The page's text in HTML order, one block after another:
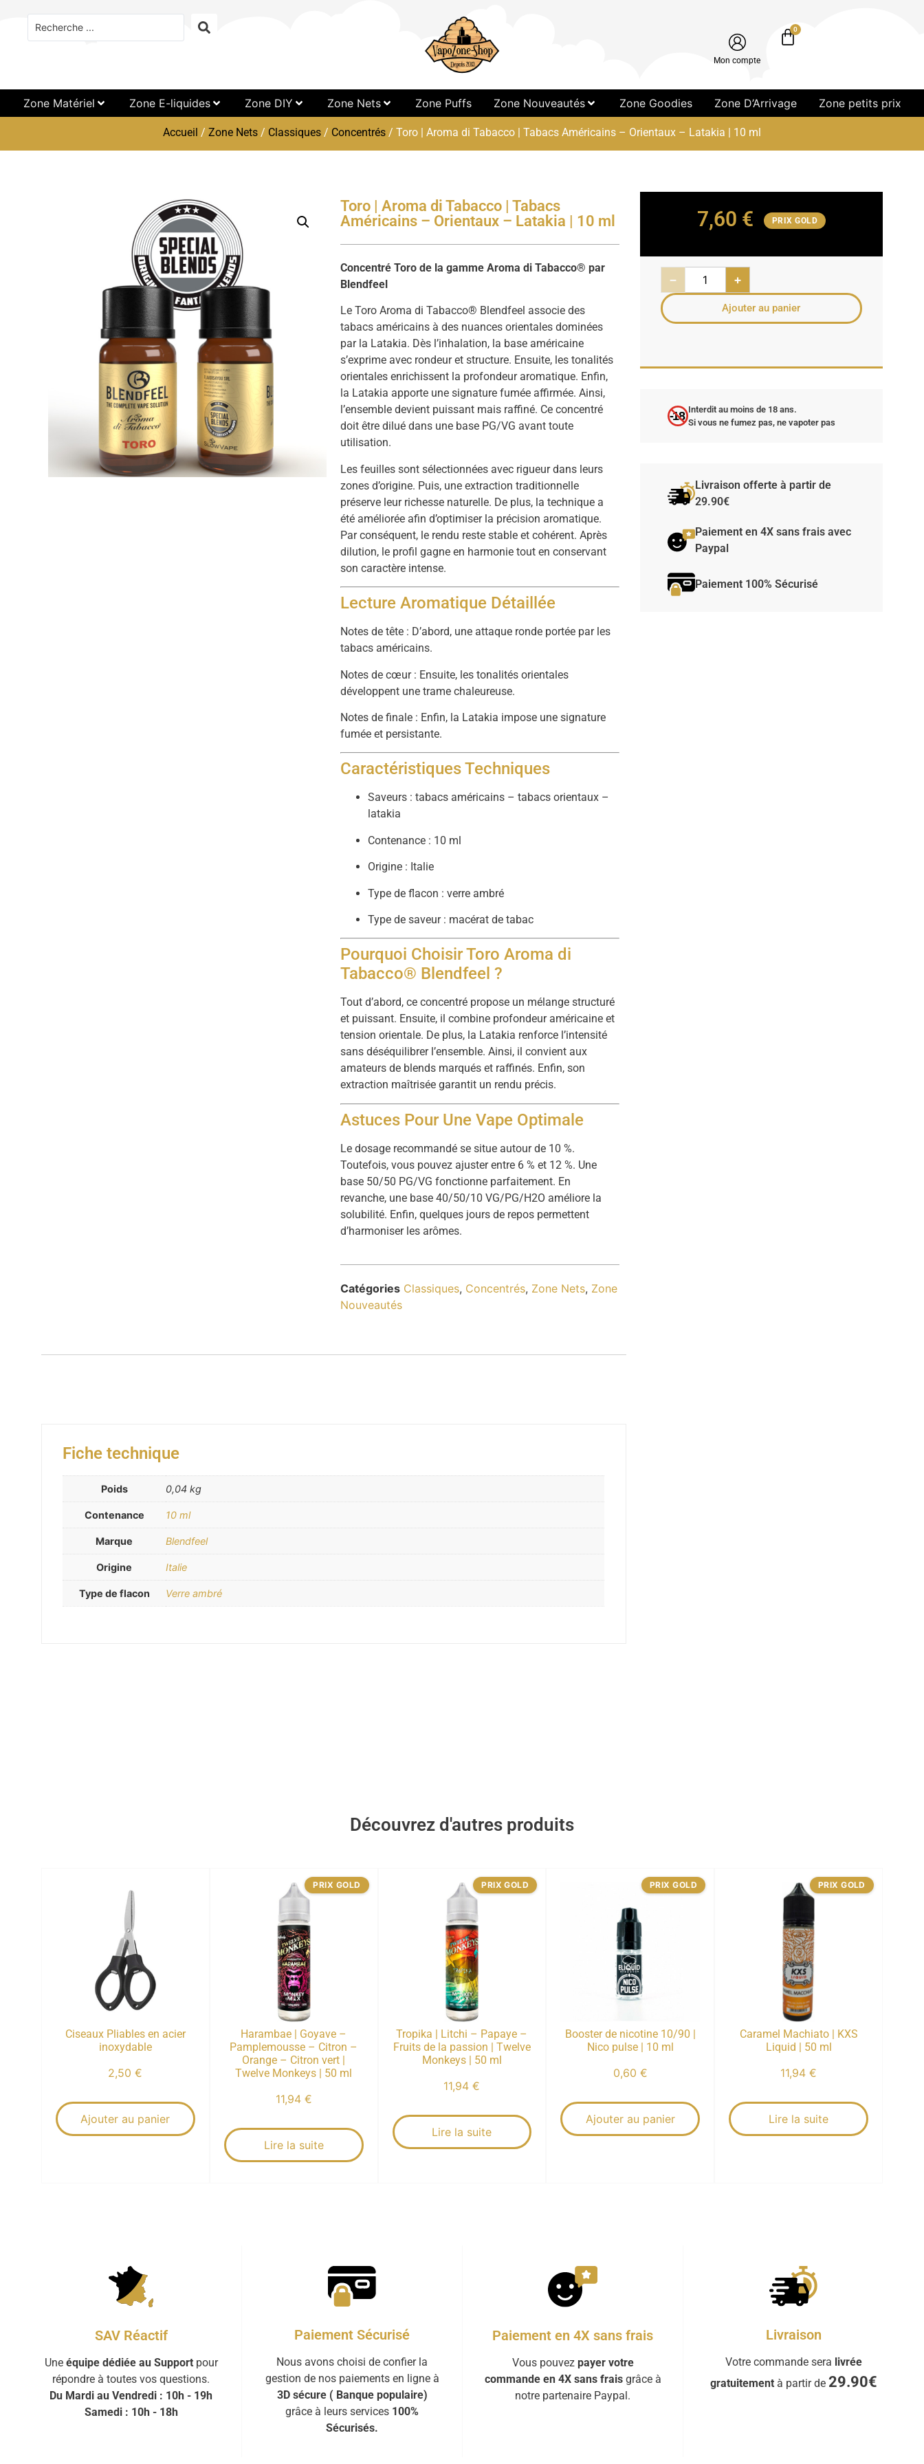
Mon compte
0
Zone Matériel Zone E-liquides Zone DIY Zone Nets Zone Puffs Zone Nouveautés Zone Goodies Zone D’Arrivage Zone petits prix
Accueil / Zone Nets / Classiques / Concentrés / Toro | Aroma di Tabacco | Tabacs Américains – Orientaux – Latakia | 10 ml
Toro | Aroma di Tabacco | Tabacs
Américains – Orientaux – Latakia | 10 ml
Concentré Toro de la gamme Aroma di Tabacco® par
Blendfeel
Le Toro Aroma di Tabacco® Blendfeel associe des
tabacs américains à des nuances orientales dominées
par la Latakia. Dès l’inhalation, la base américaine
s’exprime avec rondeur et structure. Ensuite, les tonalités
orientales enrichissent la profondeur aromatique. Enfin,
la Latakia apporte une signature fumée affirmée. Ainsi,
l’ensemble devient puissant mais raffiné. Ce concentré
doit être dilué dans une base PG/VG avant toute
utilisation.
Les feuilles sont sélectionnées avec rigueur dans leurs
zones d’origine. Puis, une extraction traditionnelle
préserve leur richesse naturelle. De plus, la technique a
été améliorée afin d’optimiser la précision aromatique.
Par conséquent, le rendu reste stable et cohérent. Après
dilution, le profil gagne en harmonie tout en conservant
son caractère intense.
Lecture Aromatique Détaillée
Notes de tête : D’abord, une attaque ronde portée par les
tabacs américains.
Notes de cœur : Ensuite, les tonalités orientales
développent une trame chaleureuse.
Notes de finale : Enfin, la Latakia impose une signature
fumée et persistante.
Caractéristiques Techniques
Saveurs : tabacs américains – tabacs orientaux –
latakia
Contenance : 10 ml
Origine : Italie
Type de flacon : verre ambré
Type de saveur : macérat de tabac
Pourquoi Choisir Toro Aroma di
Tabacco® Blendfeel ?
Tout d’abord, ce concentré propose un mélange structuré
et puissant. Ensuite, il combine profondeur américaine et
tension orientale. De plus, la Latakia renforce l’intensité
sans déséquilibrer l’ensemble. Ainsi, il convient aux
amateurs de blends marqués et raffinés. Enfin, son
extraction maîtrisée garantit un rendu précis.
Astuces Pour Une Vape Optimale
Le dosage recommandé se situe autour de 10 %.
Toutefois, vous pouvez ajuster entre 6 % et 12 %. Une
base 50/50 PG/VG fonctionne parfaitement. En
revanche, une base 40/50/10 VG/PG/H2O améliore la
solubilité. Enfin, quelques jours de repos permettent
d’harmoniser les arômes.
Catégories Classiques, Concentrés, Zone Nets, Zone
Nouveautés
Fiche technique
Poids 0,04 kg
Contenance 10 ml
Marque Blendfeel
Origine Italie
Type de flacon Verre ambré
7,60 € PRIX GOLD
− +
Ajouter au panier
-18 Interdit au moins de 18 ans.
Si vous ne fumez pas, ne vapoter pas
Livraison offerte à partir de
29.90€
Paiement en 4X sans frais avec
Paypal
Paiement 100% Sécurisé
Découvrez d'autres produits
Ciseaux Pliables en acier
inoxydable
2,50€
Ajouter au panier
Harambae | Goyave –
Pamplemousse – Citron –
Orange – Citron vert |
Twelve Monkeys | 50 ml
11,94 €
Lire la suite
PRIX GOLD
Tropika | Litchi – Papaye –
Fruits de la passion | Twelve
Monkeys | 50 ml
11,94€
Lire la suite
PRIX GOLD
Booster de nicotine 10/90 |
Nico pulse | 10 ml
0,60 €
Ajouter au panier
PRIX GOLD
Caramel Machiato | KXS
Liquid | 50 ml
11,94€
Lire la suite
PRIX GOLD
SAV Réactif
Une équipe dédiée au Supportpour
répondre à toutes vos questions.
Du Mardi au Vendredi : 10h - 19h
Samedi : 10h - 18h
Paiement Sécurisé
Nous avons choisi de confier la
gestion de nos paiements en ligne à
3D sécure ( Banque populaire)
grâce à leurs services 100%
Sécurisés.
Paiement en 4X sans frais
Vous pouvez payer votre
commande en 4X sans fraisgrâce à
notre partenaire Paypal.
Livraison
Votre commande sera livrée
gratuitementà partir de 29.90€